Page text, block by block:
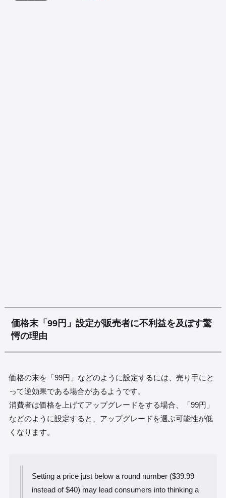
価格末「99円」設定が販売者に不利益を及ぼす驚
愕の理由
価格の末を「99円」などのように設定するには、売り手にと
って逆効果である場合があるようです。
消費者は価格を上げてアップグレードをする場合、「99円」
などのように設定すると、アップグレードを選ぶ可能性が低
くなります。
Setting a price just below a round number ($39.99
instead of $40) may lead consumers into thinking a